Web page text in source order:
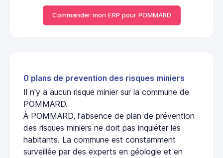
Commander mon ERP pour POMMARD
0 plans de prevention des risques miniers
Il n'y a aucun risque minier sur la commune de
POMMARD.
À POMMARD, l'absence de plan de prévention
des risques miniers ne doit pas inquiéter les
habitants. La commune est constamment
surveillée par des experts en géologie et en